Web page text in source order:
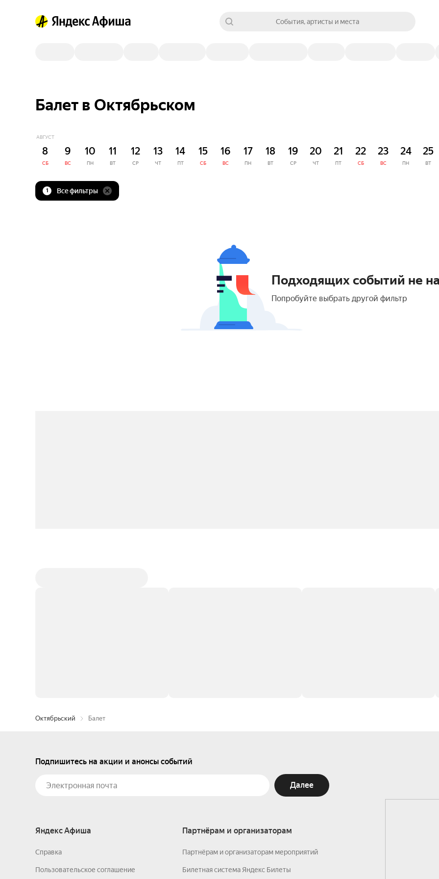
События, артисты и места
Балет в Октябрьском
АВГУСТ
8
СБ
9
ВС
10
ПН
11
ВТ
12
СР
13
ЧТ
14
ПТ
15
СБ
16
ВС
17
ПН
18
ВТ
19
СР
20
ЧТ
21
ПТ
22
СБ
23
ВС
24
ПН
25
ВТ
1 Все фильтры
Подходящих событий не
Попробуйте выбрать другой фильтр
Октябрьский Балет
Подпишитесь на акции и анонсы событий
Далее
Яндекс Афиша
Справка
Пользовательское соглашение
Партнёрам и организаторам
Партнёрам и организаторам мероприятий
Билетная система Яндекс Билеты